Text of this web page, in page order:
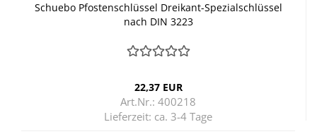
Schu­e­bo Pfos­ten­schlüs­sel Dreikant-​​Spe­zi­al­schlüs­sel
nach DIN 3223
22,37 EUR
Art.Nr.: 400218
Lieferzeit: ca. 3-4 Tage